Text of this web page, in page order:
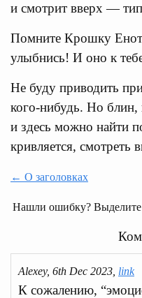
и смотрит вверх —
Помните Крошку
улыбнись! И оно к
Не буду приводить
кого-нибудь. Но блин,
и здесь можно найти
кривляется, смотреть
← О заголовках
Нашли ошибку?
Alexey, 6th Dec 2023, link
К сожалению,